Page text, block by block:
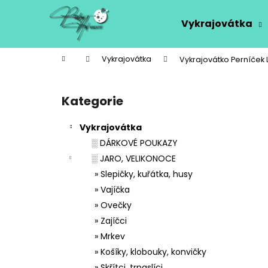
Vykrajovátka
Domů Vykrajovátka Vykrajovátko Perníček
Přeskočit
kategorie
Kategorie
Vykrajovátka
░ DÁRKOVÉ POUKAZY
░ JARO, VELIKONOCE
» Slepičky, kuřátka, husy
» Vajíčka
» Ovečky
» Zajíčci
» Mrkev
» Košíky, klobouky, konvičky
í
Zpět
do
Zpět
do